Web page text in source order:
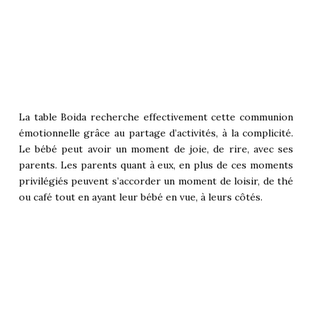
La table Boida recherche effectivement cette communion
émotionnelle grâce au partage d’activités, à la complicité.
Le bébé peut avoir un moment de joie, de rire, avec ses
parents. Les parents quant à eux, en plus de ces moments
privilégiés peuvent s’accorder un moment de loisir, de thé
ou café tout en ayant leur bébé en vue, à leurs côtés.